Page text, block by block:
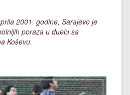
2001. godine, Sarajevo je
poraza u duelu sa
Koševu.